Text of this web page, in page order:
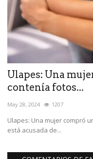
Ulapes: Una
contenía fotos...
May 28, 2024 1207
Ulapes: Una mujer compró
está acusada de...